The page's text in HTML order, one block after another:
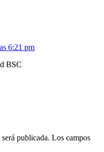
6:21 pm
BSC
publicada. Los campos